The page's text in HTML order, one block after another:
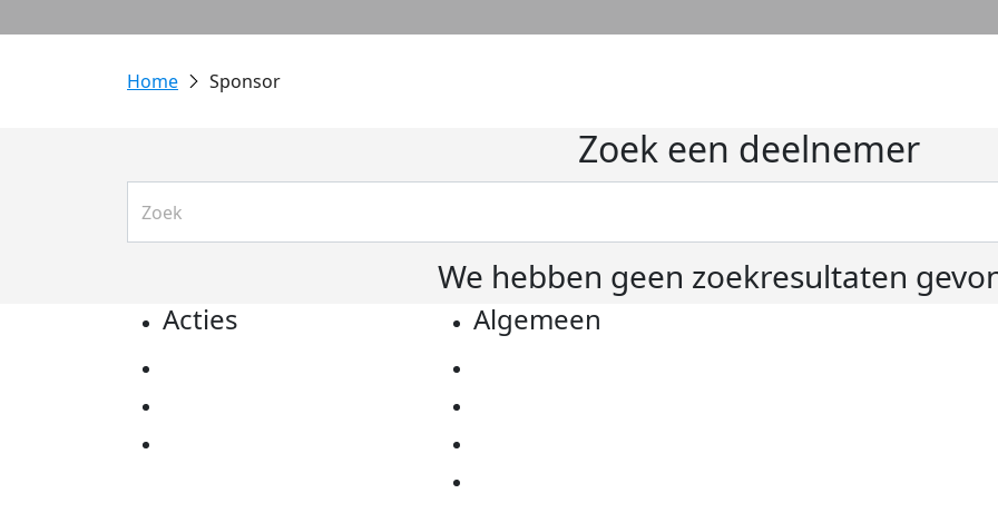
Sponsor
Zoek een deelnemer
We hebben geen zoekresultaten
Acties Algemeen